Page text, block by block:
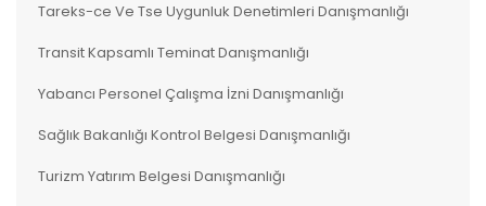
Tareks-ce Ve Tse Uygunluk Denetimleri Danışmanlığı
Transit Kapsamlı Teminat Danışmanlığı
Yabancı Personel Çalışma İzni Danışmanlığı
Sağlık Bakanlığı Kontrol Belgesi Danışmanlığı
Turizm Yatırım Belgesi Danışmanlığı